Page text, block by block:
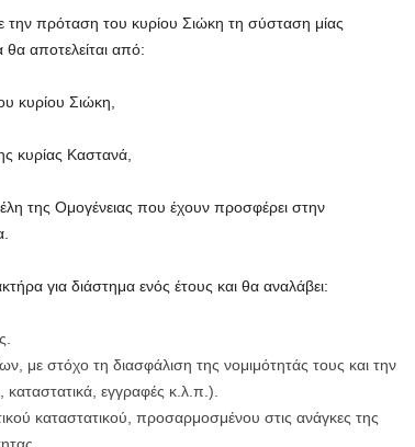
την πρόταση του κυρίου Σιώκη τη σύσταση μίας
αποτελείται από:
κυρίου Σιώκη,
κυρίας Καστανά,
της Ομογένειας που έχουν προσφέρει στην
για διάστημα ενός έτους και θα αναλάβει:
με στόχο τη διασφάλιση της νομιμότητάς τους και την
καταστατικά, εγγραφές κ.λ.π.).
καταστατικού, προσαρμοσμένου στις ανάγκες της